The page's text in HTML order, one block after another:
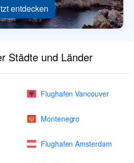
entdecken
Städte und Länder
Flughafen Vancouver
Montenegro
Flughafen Amsterdam